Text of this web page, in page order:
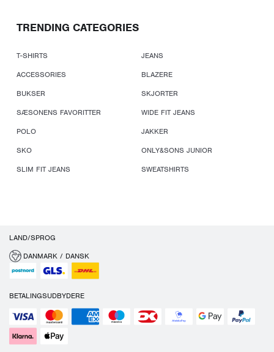
TRENDING CATEGORIES
T-SHIRTS
JEANS
ACCESSORIES
BLAZERE
BUKSER
SKJORTER
SÆSONENS FAVORITTER
WIDE FIT JEANS
POLO
JAKKER
SKO
ONLY&SONS JUNIOR
SLIM FIT JEANS
SWEATSHIRTS
LAND/SPROG
DANMARK / DANSK
BETALINGSUDBYDERE